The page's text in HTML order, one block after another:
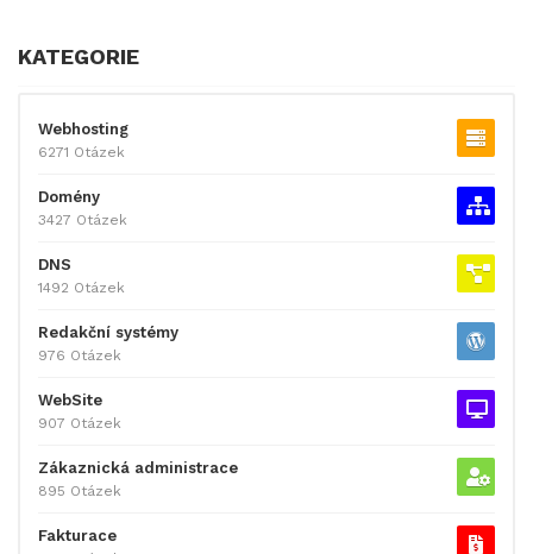
KATEGORIE
Webhosting
6271 Otázek
Domény
3427 Otázek
DNS
1492 Otázek
Redakční systémy
976 Otázek
WebSite
907 Otázek
Zákaznická administrace
895 Otázek
Fakturace